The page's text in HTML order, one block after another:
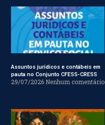
Assuntos jurídicos e contábeis em
pauta no Conjunto CFESS-CRESS
29/07/2026 Nenhum comentário